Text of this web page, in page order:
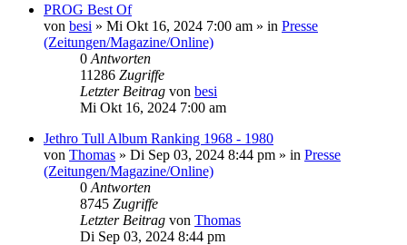
PROG Best Of
von besi » Mi Okt 16, 2024 7:00 am » in Presse
(Zeitungen/Magazine/Online)
0 Antworten
11286 Zugriffe
Letzter Beitrag von besi
Mi Okt 16, 2024 7:00 am
Jethro Tull Album Ranking 1968 - 1980
von Thomas » Di Sep 03, 2024 8:44 pm » in Presse
(Zeitungen/Magazine/Online)
0 Antworten
8745 Zugriffe
Letzter Beitrag von Thomas
Di Sep 03, 2024 8:44 pm